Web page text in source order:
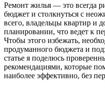
Ремонт жилья — это всегда
бюджет и столкнуться с
всего, владельцы квартир и
планировании, что ведет к
Чтобы этого избежать,
продуманного бюджета и
статье я поделюсь
рекомендациями, которые
наиболее эффективно, без